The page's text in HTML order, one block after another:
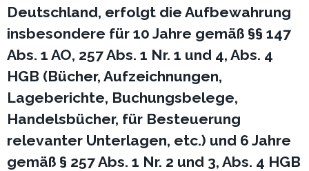
Deutschland, erfolgt die Aufbewahrung
insbesondere für 10 Jahre gemäß §§ 147
Abs. 1 AO, 257 Abs. 1 Nr. 1 und 4, Abs. 4
HGB (Bücher, Aufzeichnungen,
Lageberichte, Buchungsbelege,
Handelsbücher, für Besteuerung
relevanter Unterlagen, etc.) und 6 Jahre
gemäß § 257 Abs. 1 Nr. 2 und 3, Abs. 4 HGB